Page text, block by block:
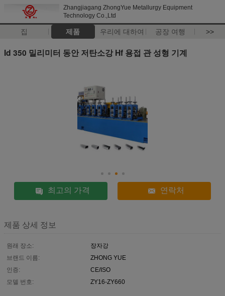
Zhangjiagang ZhongYue Metallurgy Equipment
Technology Co.,Ltd
집 제품 우리에 대하여 공장 여행 >>
Id 350 밀리미터 동안 저탄소강 Hf 용접 관 성형 기계
최고의 가격 연락처
제품 상세 정보
원래 장소:
장자강
브랜드 이름:
ZHONG YUE
인증:
CE/ISO
모델 번호:
ZY16-ZY660